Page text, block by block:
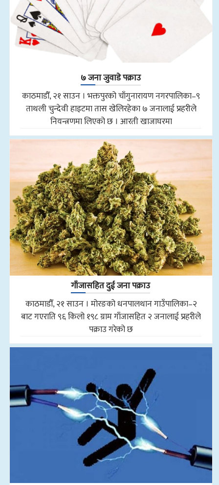
७ जना जुवाडे पक्राउ
काठमाडौँ, २१ साउन । भक्तपुरको चाँगुनारायण नगरपालिका–९
ताथली चुन्देवी हाइटमा तास खेलिरहेका ७ जनालाई प्रहरीले
नियन्त्रणमा लिएको छ । आरती खाजाघरमा
गाँजासहित दुई जना पक्राउ
काठमाडौँ, २१ साउन । मोरङको धनपालथान गाउँपालिका–२
बाट गएराति ९६ किलो १९८ ग्राम गाँजासहित २ जनालाई प्रहरीले
पक्राउ गरेको छ